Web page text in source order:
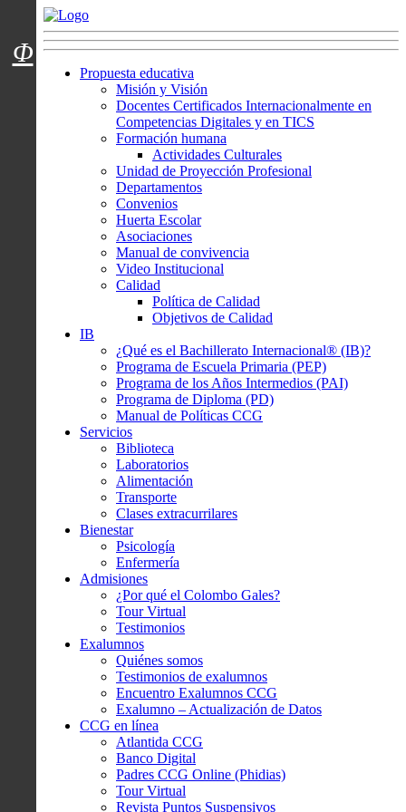
Menú usuarios
Propuesta educativa
Misión y Visión
Docentes Certificados Internacionalmente en
Competencias Digitales y en TICS
Formación humana
Actividades Culturales
Unidad de Proyección Profesional
Departamentos
Convenios
Huerta Escolar
Asociaciones
Manual de convivencia
Video Institucional
Calidad
Política de Calidad
Objetivos de Calidad
IB
¿Qué es el Bachillerato Internacional® (IB)?
Programa de Escuela Primaria (PEP)
Programa de los Años Intermedios (PAI)
Programa de Diploma (PD)
Manual de Políticas CCG
Servicios
Biblioteca
Laboratorios
Alimentación
Transporte
Clases extracurrilares
Bienestar
Psicología
Enfermería
Admisiones
¿Por qué el Colombo Gales?
Tour Virtual
Testimonios
Exalumnos
Quiénes somos
Testimonios de exalumnos
Encuentro Exalumnos CCG
Exalumno – Actualización de Datos
CCG en línea
Atlantida CCG
Banco Digital
Padres CCG Online (Phidias)
Tour Virtual
Revista Puntos Suspensivos
Φ